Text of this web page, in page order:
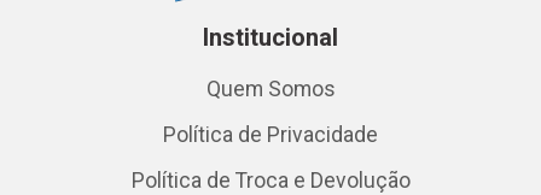
Institucional
Quem Somos
Política de Privacidade
Política de Troca e Devolução